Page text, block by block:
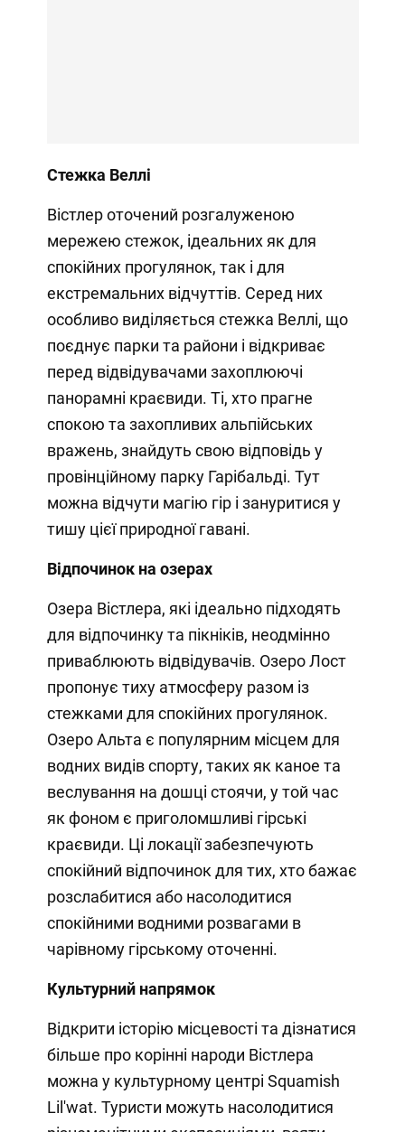
Стежка Веллі
Вістлер оточений розгалуженою
мережею стежок, ідеальних як для
спокійних прогулянок, так і для
екстремальних відчуттів. Серед них
особливо виділяється стежка Веллі, що
поєднує парки та райони і відкриває
перед відвідувачами захоплюючі
панорамні краєвиди. Ті, хто прагне
спокою та захопливих альпійських
вражень, знайдуть свою відповідь у
провінційному парку Гарібальді. Тут
можна відчути магію гір і зануритися у
тишу цієї природної гавані.
Відпочинок на озерах
Озера Вістлера, які ідеально підходять
для відпочинку та пікніків, неодмінно
приваблюють відвідувачів. Озеро Лост
пропонує тиху атмосферу разом із
стежками для спокійних прогулянок.
Озеро Альта є популярним місцем для
водних видів спорту, таких як каное та
веслування на дошці стоячи, у той час
як фоном є приголомшливі гірські
краєвиди. Ці локації забезпечують
спокійний відпочинок для тих, хто бажає
розслабитися або насолодитися
спокійними водними розвагами в
чарівному гірському оточенні.
Культурний напрямок
Відкрити історію місцевості та дізнатися
більше про корінні народи Вістлера
можна у культурному центрі Squamish
Lil'wat. Туристи можуть насолодитися